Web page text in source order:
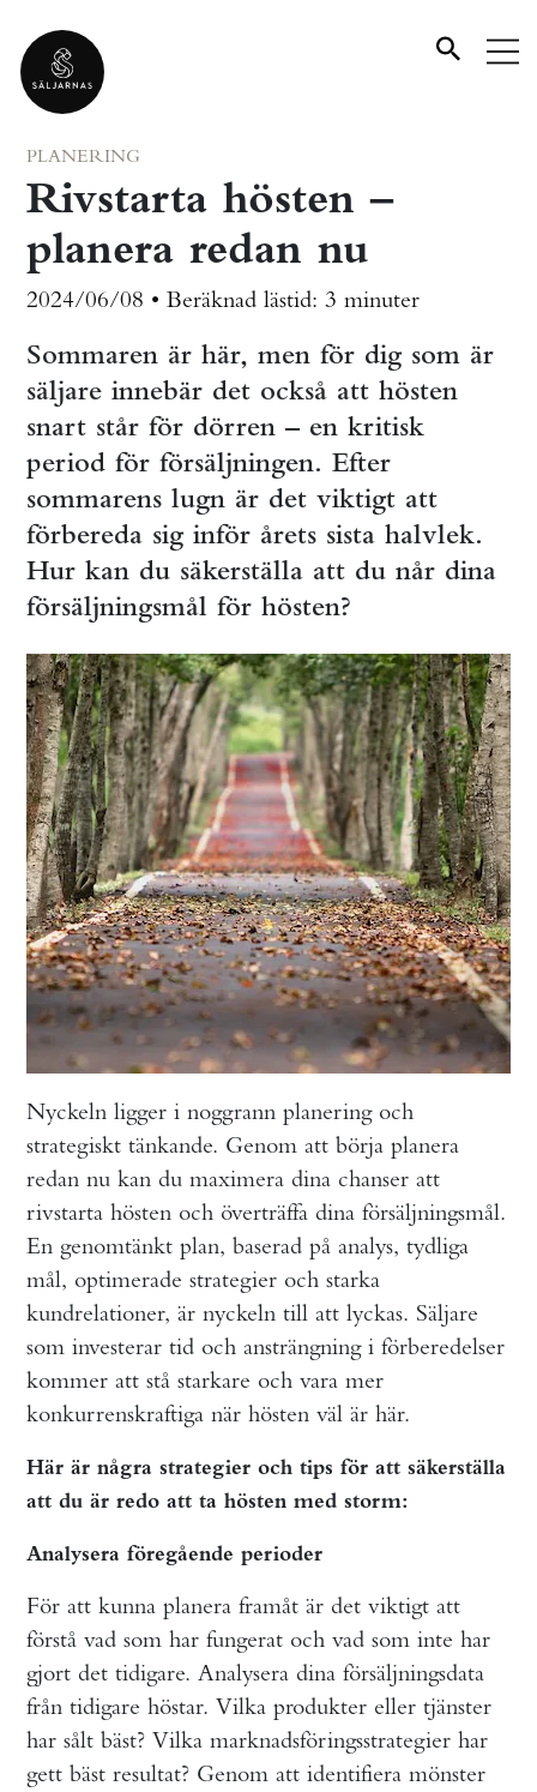
PLANERING
Rivstarta hösten –
planera redan nu
2024/06/08 • Beräknad lästid: 3 minuter
Sommaren är här, men för dig som är
säljare innebär det också att hösten
snart står för dörren – en kritisk
period för försäljningen. Efter
sommarens lugn är det viktigt att
förbereda sig inför årets sista halvlek.
Hur kan du säkerställa att du når dina
försäljningsmål för hösten?
Nyckeln ligger i noggrann planering och
strategiskt tänkande. Genom att börja planera
redan nu kan du maximera dina chanser att
rivstarta hösten och överträffa dina försäljningsmål.
En genomtänkt plan, baserad på analys, tydliga
mål, optimerade strategier och starka
kundrelationer, är nyckeln till att lyckas. Säljare
som investerar tid och ansträngning i förberedelser
kommer att stå starkare och vara mer
konkurrenskraftiga när hösten väl är här.
Här är några strategier och tips för att säkerställa
att du är redo att ta hösten med storm:
Analysera föregående perioder
För att kunna planera framåt är det viktigt att
förstå vad som har fungerat och vad som inte har
gjort det tidigare. Analysera dina försäljningsdata
från tidigare höstar. Vilka produkter eller tjänster
har sålt bäst? Vilka marknadsföringsstrategier har
gett bäst resultat? Genom att identifiera mönster